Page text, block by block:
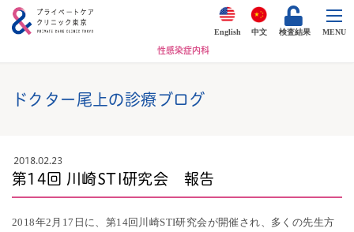
English 中文 検査結果 MENU
性感染症内科
ドクター尾上の診療ブログ
2018.02.23
第14回 川崎STI研究会 報告
2018年2月17日に、第14回川崎STI研究会が開催され、多くの先生方